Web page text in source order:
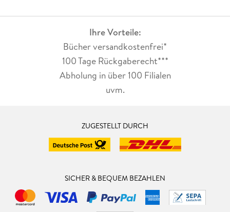
Ihre Vorteile:
Bücher versandkostenfrei*
100 Tage Rückgaberecht***
Abholung in über 100 Filialen
uvm.
ZUGESTELLT DURCH
SICHER & BEQUEM BEZAHLEN